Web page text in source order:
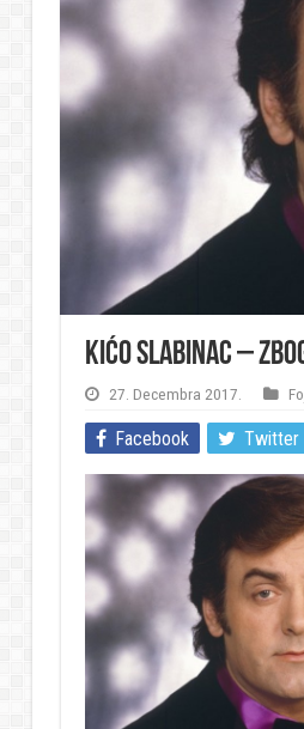
Kićo Slabinac –
27. Decembra 2017.
Facebook Twitter